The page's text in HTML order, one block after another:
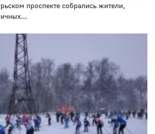
проспекте собрались жители,